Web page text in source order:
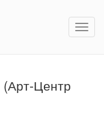
Центр